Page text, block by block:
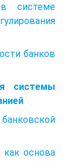
в системе
банков
системы
как основа